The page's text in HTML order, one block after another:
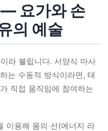
요가와 손
의 예술
라 불립니다. 서양식 마사
는 수동적 방식이라면, 태
직접 움직임에 참여하는
이용해 몸의 선(에너지 라